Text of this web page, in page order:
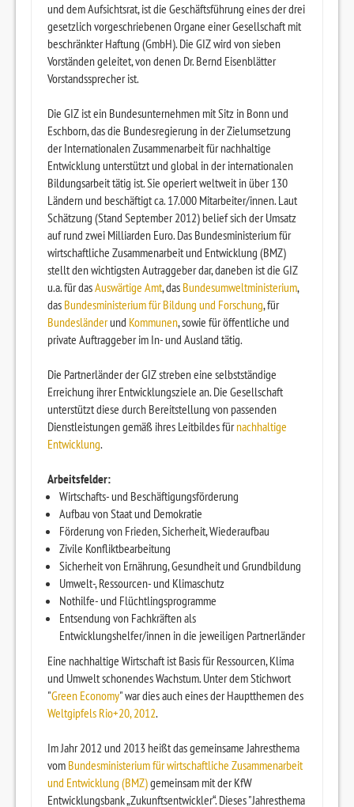
und dem Aufsichtsrat, ist die Geschäftsführung eines der drei
gesetzlich vorgeschriebenen Organe einer Gesellschaft mit
beschränkter Haftung (GmbH). Die GIZ wird von sieben
Vorständen geleitet, von denen Dr. Bernd Eisenblätter
Vorstandssprecher ist.
Die GIZ ist ein Bundesunternehmen mit Sitz in Bonn und
Eschborn, das die Bundesregierung in der Zielumsetzung
der Internationalen Zusammenarbeit für nachhaltige
Entwicklung unterstützt und global in der internationalen
Bildungsarbeit tätig ist. Sie operiert weltweit in über 130
Ländern und beschäftigt ca. 17.000 Mitarbeiter/innen. Laut
Schätzung (Stand September 2012) belief sich der Umsatz
auf rund zwei Milliarden Euro. Das Bundesministerium für
wirtschaftliche Zusammenarbeit und Entwicklung (BMZ)
stellt den wichtigsten Autraggeber dar, daneben ist die GIZ
u.a. für dasAuswärtige Amt, das Bundesumweltministerium,
das Bundesministerium für Bildung und Forschung, für
Bundesländerund Kommunen, sowie für öffentliche und
private Auftraggeber im In- und Ausland tätig.
Die Partnerländer der GIZ streben eine selbstständige
Erreichung ihrer Entwicklungsziele an. Die Gesellschaft
unterstützt diese durch Bereitstellung von passenden
Dienstleistungen gemäß ihres Leitbildes fürnachhaltige
Entwicklung.
Arbeitsfelder:
Wirtschafts- und Beschäftigungsförderung
Aufbau von Staat und Demokratie
Förderung von Frieden, Sicherheit, Wiederaufbau
Zivile Konfliktbearbeitung
Sicherheit von Ernährung, Gesundheit und Grundbildung
Umwelt-, Ressourcen- und Klimaschutz
Nothilfe- und Flüchtlingsprogramme
Entsendung von Fachkräften als
Entwicklungshelfer/innen in die jeweiligen Partnerländer
Eine nachhaltige Wirtschaft ist Basis für Ressourcen, Klima
und Umwelt schonendes Wachstum. Unter dem Stichwort
"Green Economy" war dies auch eines der Hauptthemen des
Weltgipfels Rio+20, 2012.
Im Jahr 2012 und 2013 heißt das gemeinsame Jahresthema
vom Bundesministerium für wirtschaftliche Zusammenarbeit
und Entwicklung (BMZ)gemeinsam mit der KfW
Entwicklungsbank „Zukunftsentwickler“. Dieses "Jahresthema